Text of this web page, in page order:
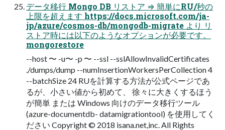
データ移⾏ Mongo DB リストア ⇒ 簡単にRU/秒の
上限を超えます https://docs.microsoft.com/ja-
jp/azure/cosmos-db/mongodb-migrate より リ
ストア時には以下のようなオプションが必要です。
mongorestore
--host 〜 -u〜 -p 〜 --ssl --sslAllowInvalidCertificates
./dumps/dump --numInsertionWorkersPerCollection 4
--batchSize 24 RUを計算する⽅法が公式ページであ
るが、⼩さい値から初めて、 徐々に⼤きくするほう
が簡単 または Windows 向けのデータ移⾏ツール
(azure-documentdb- datamigrationtool) を使⽤してく
ださい Copyright © 2018 isana.net,inc. All Rights